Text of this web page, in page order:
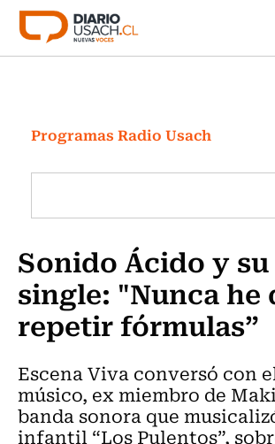
Click acá para ir directamente al
Investigación
Cultura
Programas Radio y TV Usach
Programas Radio Usach
Sonido Ácido y
single: "Nunca he
repetir fórmulas”
Escena Viva conversó con
músico, ex miembro de
banda sonora que
infantil “Los Pulentos”,